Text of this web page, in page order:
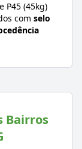
P45 (45kg)
com selo
Bairros